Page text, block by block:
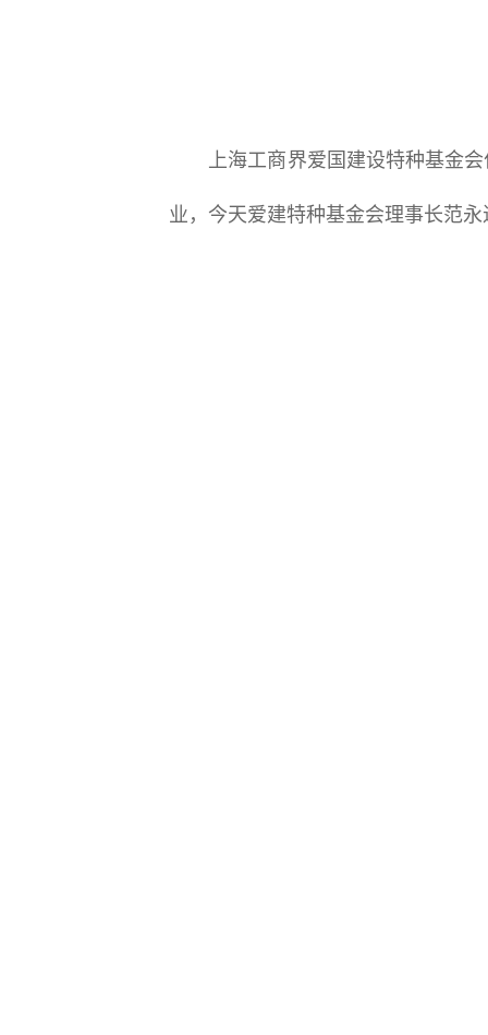
上海工商界爱国建设特种基金会
业，今天爱建特种基金会理事长范